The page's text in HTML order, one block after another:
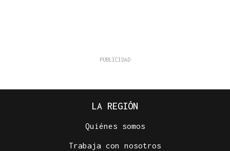
LA REGIÓN
Quiénes somos
Trabaja con nosotros